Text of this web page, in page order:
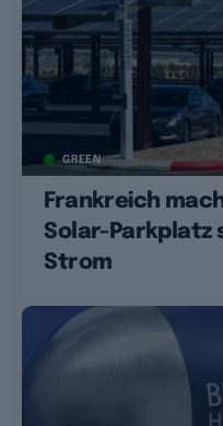
GREEN
Frankreich
Solar-Parkplatz
Strom